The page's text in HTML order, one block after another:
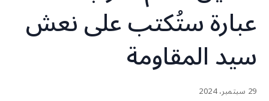
عبارة ستُكتب على نعش
سيد المقاومة
29 سبتمبر، 2024